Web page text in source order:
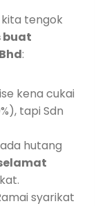
tengok
buat
:
kena cukai
tapi Sdn
hutang
syarikat